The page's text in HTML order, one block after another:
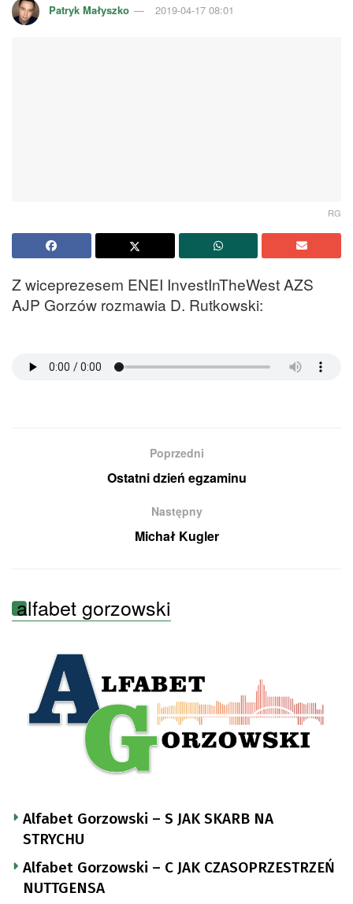
Patryk Małyszko 2019-04-17 08:01
RG
Z wiceprezesem ENEI InvestInTheWest AZS
AJP Gorzów rozmawia D. Rutkowski:
Poprzedni
Ostatni dzień egzaminu
Następny
Michał Kugler
alfabet gorzowski
Alfabet Gorzowski – S JAK SKARB NA
STRYCHU
Alfabet Gorzowski – C JAK CZASOPRZESTRZEŃ
NUTTGENSA